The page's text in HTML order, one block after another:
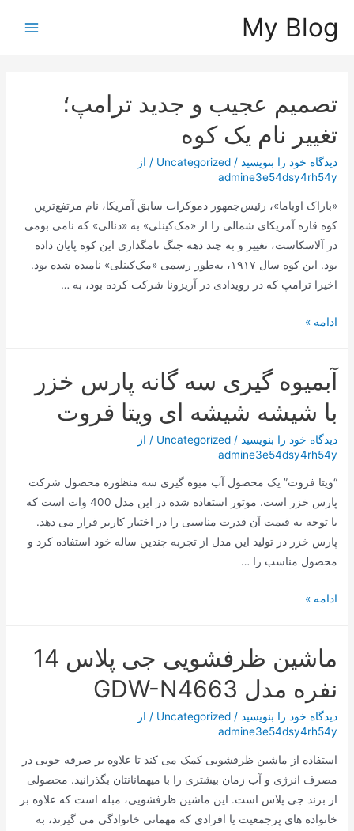
My Blog
تصمیم عجیب و جدید ترامپ؛
تغییر نام یک کوه
دیدگاه‌ خود را بنویسید /
Uncategorized / از
admine3e54dsy4rh54y
«باراک اوباما»، رئیس‌جمهور دموکرات سابق آمریکا، نام مرتفع‌ترین
کوه قاره آمریکای شمالی را از «مک‌کینلی» به «دنالی» که نامی بومی
در آلاسکاست، تغییر و به چند دهه جنگ نامگذاری این کوه پایان داده
بود. این کوه سال ۱۹۱۷، به‌طور رسمی «مک‌کینلی» نامیده شده بود.
اخیرا ترامپ که در رویدادی در آریزونا شرکت کرده بود، به …
تصمیم
جدید
ترامپ؛
تغییر
نام
یک
کوه
ادامه »
آبمیوه گیری سه گانه پارس خزر
با شیشه شیشه ای ویتا فروت
دیدگاه‌ خود را بنویسید /
Uncategorized / از
admine3e54dsy4rh54y
“ویتا فروت” یک محصول آب میوه گیری سه منظوره محصول شرکت
پارس خزر است. موتور استفاده شده در این مدل 400 وات است که
با توجه به قیمت آن قدرت مناسبی را در اختیار کاربر قرار می دهد.
پارس خزر در تولید این مدل از تجربه چندین ساله خود استفاده کرد و
محصول مناسب را …
آبمیوه
گانه
خزر
با
شیشه
شیشه
ویتا
فروت
ادامه »
ماشین ظرفشویی جی پلاس 14
نفره مدل GDW-N4663
دیدگاه‌ خود را بنویسید /
Uncategorized / از
admine3e54dsy4rh54y
استفاده از ماشین ظرفشویی کمک می کند تا علاوه بر صرفه جویی در
مصرف انرژی و آب زمان بیشتری را با میهمانانتان بگذرانید. محصولی
از برند جی پلاس است. این ماشین ظرفشویی، مبله است که علاوه بر
خانواده‌ های پرجمعیت یا افرادی که مهمانی خانوادگی می‌ گیرند، به